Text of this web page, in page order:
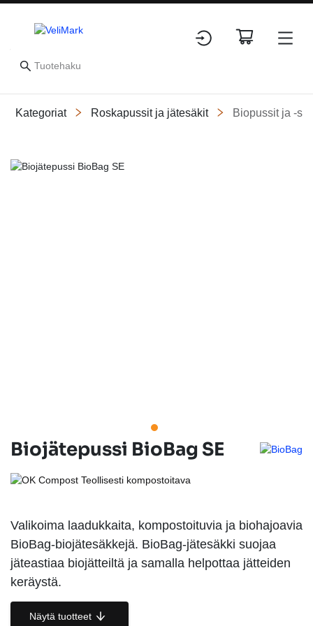
Kategoriat Roskapussit ja jätesäkit Biopussit ja -
Slide 1 of 1
Biojätepussi BioBag SE
Valikoima laadukkaita, kompostoituvia ja biohajoavia
BioBag-biojätesäkkejä. BioBag-jätesäkki suojaa
jäteastiaa biojätteiltä ja samalla helpottaa jätteiden
keräystä.
Näytä tuotteet